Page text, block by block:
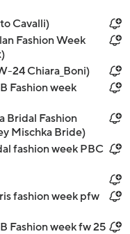
Cavalli)
Fashion Week
24 Chiara_Boni)
Fashion week
Bridal Fashion
Mischka Bride)
fashion week PBC
fashion week pfw
Fashion week fw 25